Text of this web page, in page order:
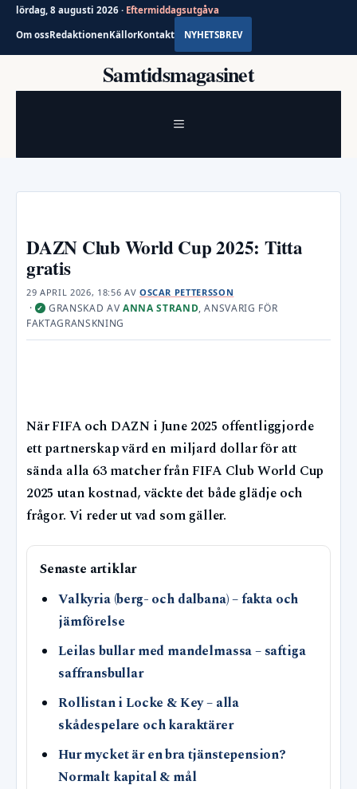
lördag, 8 augusti 2026 · Eftermiddagsutgåva
Om ossRedaktionenKällorKontakt NYHETSBREV
Samtidsmagasinet
MENY
DAZN Club World Cup 2025: Titta
gratis
29 APRIL 2026, 18:56 AV OSCAR PETTERSSON
· ✓ GRANSKAD AV ANNA STRAND, ANSVARIG FÖR
FAKTAGRANSKNING
När FIFA och DAZN i June 2025 offentliggjorde
ett partnerskap värd en miljard dollar för att
sända alla 63 matcher från FIFA Club World Cup
2025 utan kostnad, väckte det både glädje och
frågor. Vi reder ut vad som gäller.
Senaste artiklar
Valkyria (berg- och dalbana) – fakta och
jämförelse
Leilas bullar med mandelmassa – saftiga
saffransbullar
Rollistan i Locke & Key – alla
skådespelare och karaktärer
Hur mycket är en bra tjänstepension?
Normalt kapital & mål